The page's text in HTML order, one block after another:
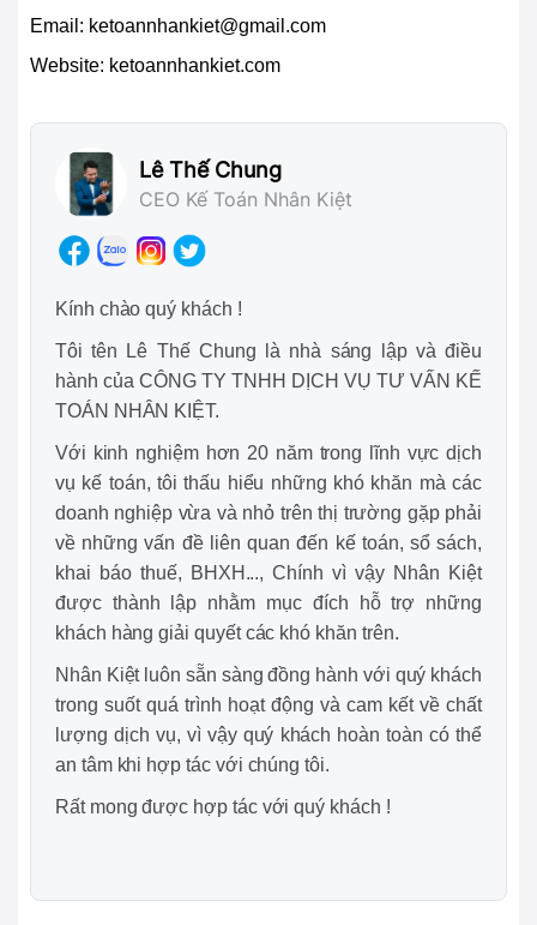
Email: ketoannhankiet@gmail.com
Website: ketoannhankiet.com
Lê Thế Chung
CEO Kế Toán Nhân Kiệt
Kính chào quý khách !
Tôi tên Lê Thế Chung là nhà sáng lập và điều
hành của CÔNG TY TNHH DỊCH VỤ TƯ VẤN KẾ
TOÁN NHÂN KIỆT.
Với kinh nghiệm hơn 20 năm trong lĩnh vực dịch
vụ kế toán, tôi thấu hiểu những khó khăn mà các
doanh nghiệp vừa và nhỏ trên thị trường gặp phải
về những vấn đề liên quan đến kế toán, sổ sách,
khai báo thuế, BHXH..., Chính vì vậy Nhân Kiệt
được thành lập nhằm mục đích hỗ trợ những
khách hàng giải quyết các khó khăn trên.
Nhân Kiệt luôn sẵn sàng đồng hành với quý khách
trong suốt quá trình hoạt động và cam kết về chất
lượng dịch vụ, vì vậy quý khách hoàn toàn có thể
an tâm khi hợp tác với chúng tôi.
Rất mong được hợp tác với quý khách !